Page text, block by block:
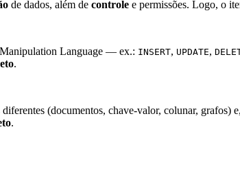
de dados, além de controle e permissões. Logo, o
Language — ex.: INSERT, UPDATE,
.
(documentos, chave-valor, colunar, grafos)
.